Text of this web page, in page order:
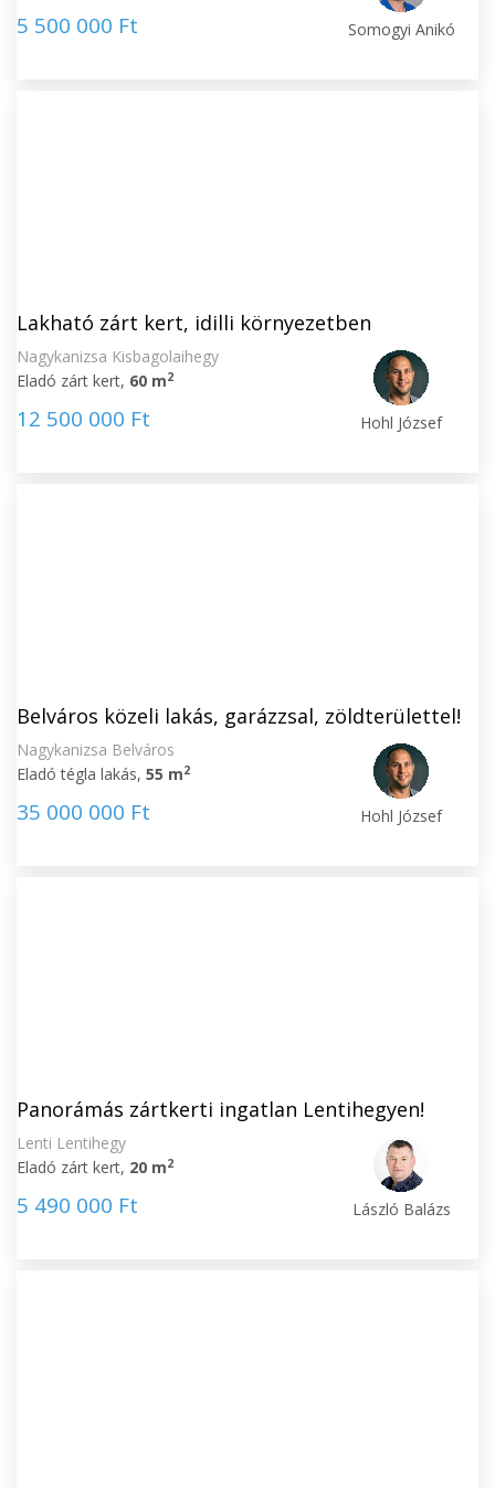
5 500 000 Ft Somogyi Anikó
Lakható zárt kert, idilli környezetben
Nagykanizsa Kisbagolaihegy
Eladó zárt kert, 60 m2
12 500 000 Ft Hohl József
Belváros közeli lakás, garázzsal, zöldterülettel!
Nagykanizsa Belváros
Eladó tégla lakás, 55 m2
35 000 000 Ft Hohl József
Panorámás zártkerti ingatlan Lentihegyen!
Lenti Lentihegy
Eladó zárt kert, 20 m2
5 490 000 Ft László Balázs